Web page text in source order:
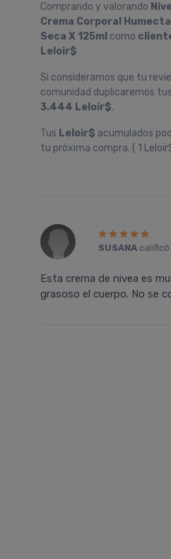
Comprando y valorando
Crema Corporal
Seca X 125ml como
Leloir$
Si consideramos que tu
comunidad duplicaremos
3.444 Leloir$.
Tus Leloir$ acumulados
tu próxima compra. ( 1
SUSANA
Esta crema de nivea es
grasoso el cuerpo. No se